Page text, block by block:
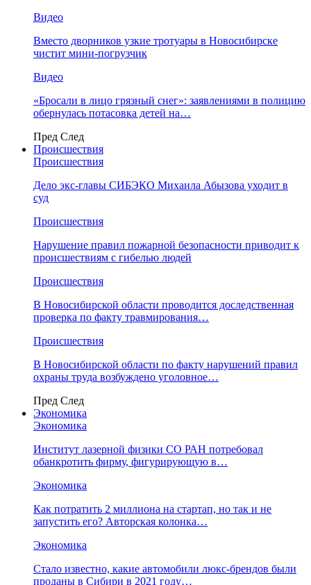
Видео
Вместо дворников узкие тротуары в Новосибирске
чистит мини-погрузчик
Видео
«Бросали в лицо грязный снег»: заявлениями в полицию
обернулась потасовка детей на…
Пред След
Происшествия
Происшествия
Дело экс-главы СИБЭКО Михаила Абызова уходит в
суд
Происшествия
Нарушение правил пожарной безопасности приводит к
происшествиям с гибелью людей
Происшествия
В Новосибирской области проводится доследственная
проверка по факту травмирования…
Происшествия
В Новосибирской области по факту нарушений правил
охраны труда возбуждено уголовное…
Пред След
Экономика
Экономика
Институт лазерной физики СО РАН потребовал
обанкротить фирму, фигурирующую в…
Экономика
Как потратить 2 миллиона на стартап, но так и не
запустить его? Авторская колонка…
Экономика
Стало известно, какие автомобили люкс-брендов были
проданы в Сибири в 2021 году…